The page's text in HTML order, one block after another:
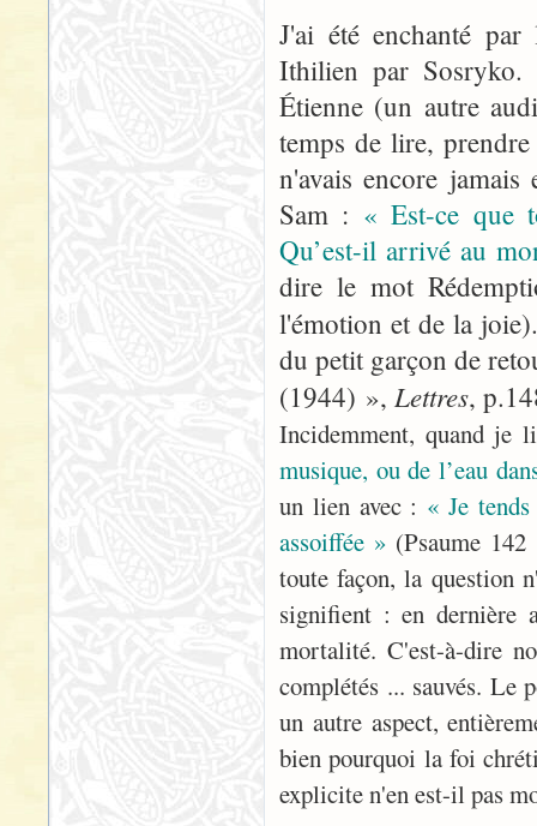
J'ai été enchanté
Ithilien par Sosryko.
Étienne (un autre
temps de lire,
n'avais encore
Sam : « Est-ce que
Qu’est-il arrivé au
dire le mot
l'émotion et de la
du petit garçon de
(1944) », Lettres,
Incidemment, quand
musique, ou de l’eau
un lien avec : « Je
assoiffée » (Psaume
toute façon, la question
signifient : en dernière
mortalité. C'est-à-dire
complétés ... sauvés. Le
un autre aspect,
bien pourquoi la foi
explicite n'en est-il pas